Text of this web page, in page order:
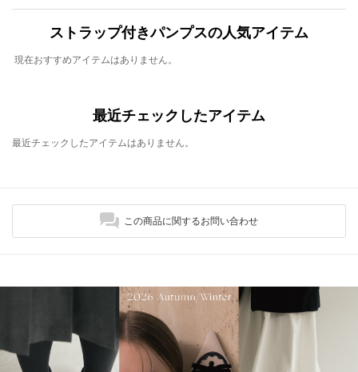
ストラップ付きパンプスの人気アイテム
現在おすすめアイテムはありません。
最近チェックしたアイテム
最近チェックしたアイテムはありません。
この商品に関するお問い合わせ